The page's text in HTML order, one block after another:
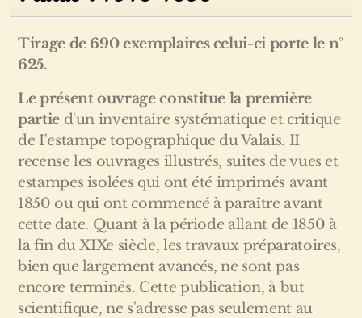
Tirage de 690 exemplaires celui-ci porte le n°
625.
Le présent ouvrage constitue la première
partie d'un inventaire systématique et critique
de I'estampe topographique du Valais. II
recense les ouvrages illustrés, suites de vues et
estampes isolées qui ont été imprimés avant
1850 ou qui ont commencé à paraître avant
cette date. Quant à la période allant de 1850 à
la fin du XIXe siècle, les travaux préparatoires,
bien que largement avancés, ne sont pas
encore terminés. Cette publication, à but
scientifique, ne s'adresse pas seulement au